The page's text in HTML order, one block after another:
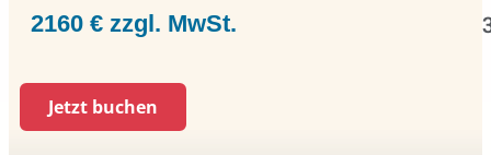
2160 € zzgl. MwSt.
Jetzt buchen